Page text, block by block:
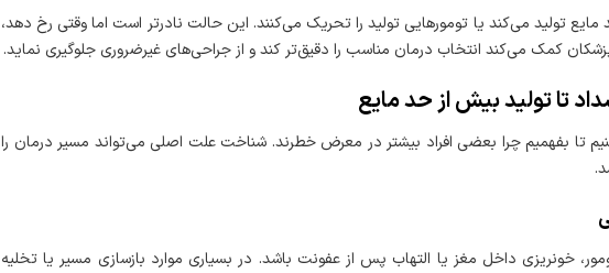
تولید می‌کند یا تومورهایی تولید را تحریک می‌کنند. این حالت نادرتر است اما وقتی رخ دهد،
کمک می‌کند انتخاب درمان مناسب را دقیق‌تر کند و از جراحی‌های غیرضروری جلوگیری نماید.
تا تولید بیش از حد مایع
تا بفهمیم چرا بعضی افراد بیشتر در معرض خطرند. شناخت علت اصلی می‌تواند مسیر درمان را
خونریزی داخل مغز یا التهاب پس از عفونت باشد. در بسیاری موارد بازسازی مسیر یا تخلیه